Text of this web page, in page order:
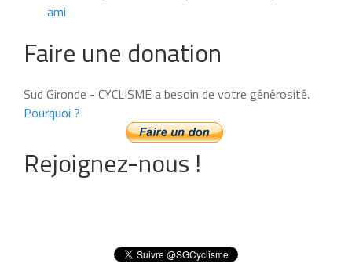
ami
Faire une donation
Sud Gironde - CYCLISME a besoin de votre générosité.
Pourquoi ?
Rejoignez-nous !